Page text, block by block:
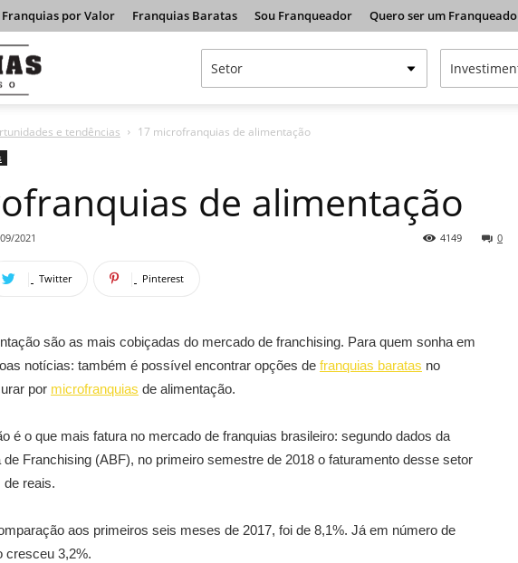
Franquias por Valor Franquias Baratas Sou Franqueador Quero ser um Franqueado
Franquias
de
Sucesso
e tendências 17 microfranquias de alimentação
de alimentação
2021 0
4149
Twitter Pinterest
são as mais cobiçadas do mercado de franchising. Para quem sonha em
notícias: também é possível encontrar opções de franquias baratas no
por microfranquias de alimentação.
é o que mais fatura no mercado de franquias brasileiro: segundo dados da
Franchising (ABF), no primeiro semestre de 2018 o faturamento desse setor
de reais.
aos primeiros seis meses de 2017, foi de 8,1%. Já em número de
cresceu 3,2%.